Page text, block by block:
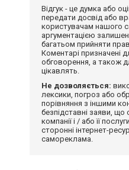
Відгук - це думка або
передати досвід або
користувачам нашого
аргументацією
багатьом прийняти
Коментарі призначені
обговорення, а також
цікавлять.
Не дозволяється:
лексики, погроз або
порівняння з іншими
безпідставні заяви,
компанії і / або її
сторонні інтернет-
самореклама.